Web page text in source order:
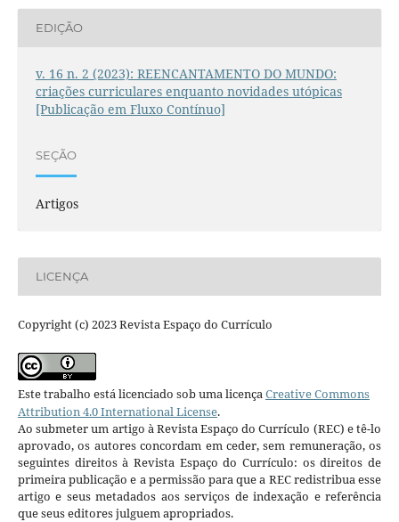
EDIÇÃO
v. 16 n. 2 (2023): REENCANTAMENTO DO MUNDO:
criações curriculares enquanto novidades utópicas
[Publicação em Fluxo Contínuo]
SEÇÃO
Artigos
LICENÇA
Copyright (c) 2023 Revista Espaço do Currículo
Este trabalho está licenciado sob uma licençaCreative Commons
Attribution 4.0 International License.
Ao submeter um artigo à Revista Espaço do Currículo (REC) e tê-lo
aprovado, os autores concordam em ceder, sem remuneração, os
seguintes direitos à Revista Espaço do Currículo: os direitos de
primeira publicação e a permissão para que a REC redistribua esse
artigo e seus metadados aos serviços de indexação e referência
que seus editores julguem apropriados.